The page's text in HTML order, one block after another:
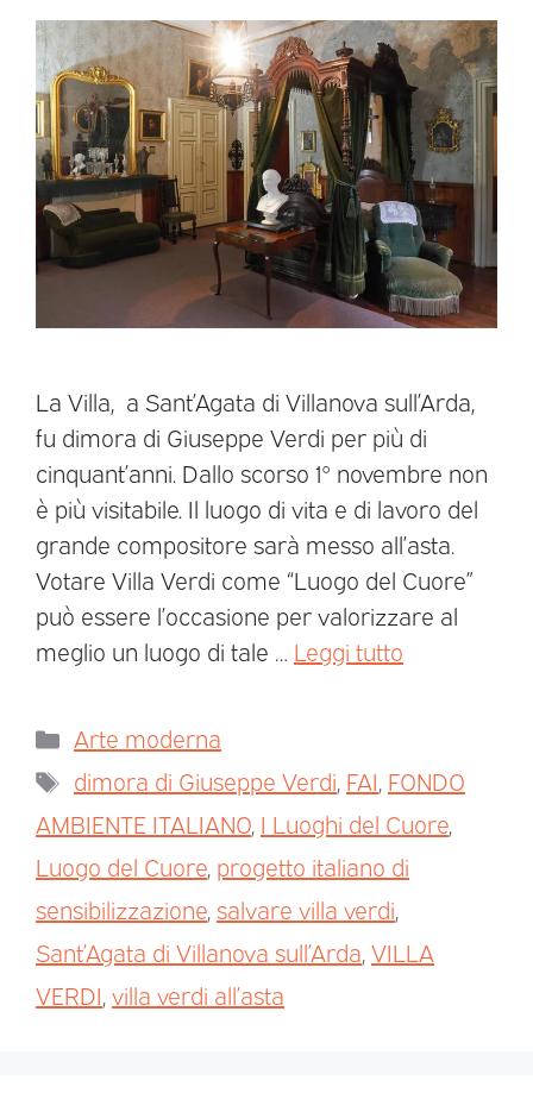
La Villa, a Sant’Agata di Villanova sull’Arda,
fu dimora di Giuseppe Verdi per più di
cinquant’anni. Dallo scorso 1° novembre non
è più visitabile. Il luogo di vita e di lavoro del
grande compositore sarà messo all’asta.
Votare Villa Verdi come “Luogo del Cuore”
può essere l’occasione per valorizzare al
meglio un luogo di tale … Leggi tutto
Arte moderna
dimora di Giuseppe Verdi FAI FONDO
AMBIENTE ITALIANO I Luoghi del Cuore
Luogo del Cuore progetto italiano di
sensibilizzazione salvare villa verdi
Sant’Agata di Villanova sull’Arda VILLA
VERDI villa verdi all’asta